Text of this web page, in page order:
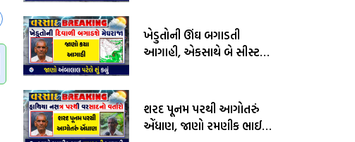
ખેડુતોની ઊંઘ બગાડતી
આગાહી, એકસાથે બે સીસ્ટમ
શરદ પૂનમ પરથી આગોતરું
એંધાણ, જાણો રમણીક ભાઈ